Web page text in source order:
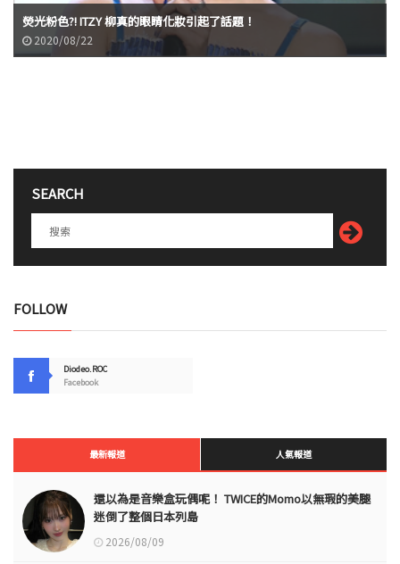
熒光粉色?! ITZY 柳真的眼睛化妝引起了話題！
2020/08/22
SEARCH
FOLLOW
Diodeo.ROC
Facebook
最新報道 人氣報道
還以為是音樂盒玩偶呢！ TWICE的Momo以無瑕的美腿
迷倒了整個日本列島
2026/08/09